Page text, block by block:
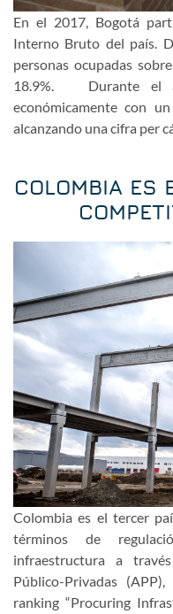
En el 2017, Bogotá
Interno Bruto del país.
personas ocupadas
18.9%. Durante el
económicamente con
alcanzando una cifra per
COLOMBIA ES
Colombia es el tercer
términos de
infraestructura a
Público-Privadas
ranking “Procuring